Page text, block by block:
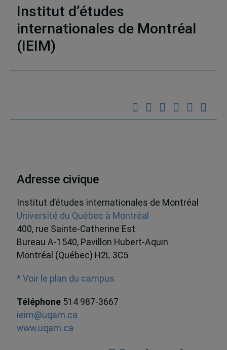
Institut d’études
internationales de Montréal
(IEIM)
Adresse civique
Institut d’études internationales de Montréal
Université du Québec à Montréal
400, rue Sainte-Catherine Est
Bureau A-1540, Pavillon Hubert-Aquin
Montréal (Québec) H2L 3C5
* Voir le plan du campus
Téléphone 514 987-3667
ieim@uqam.ca
www.uqam.ca